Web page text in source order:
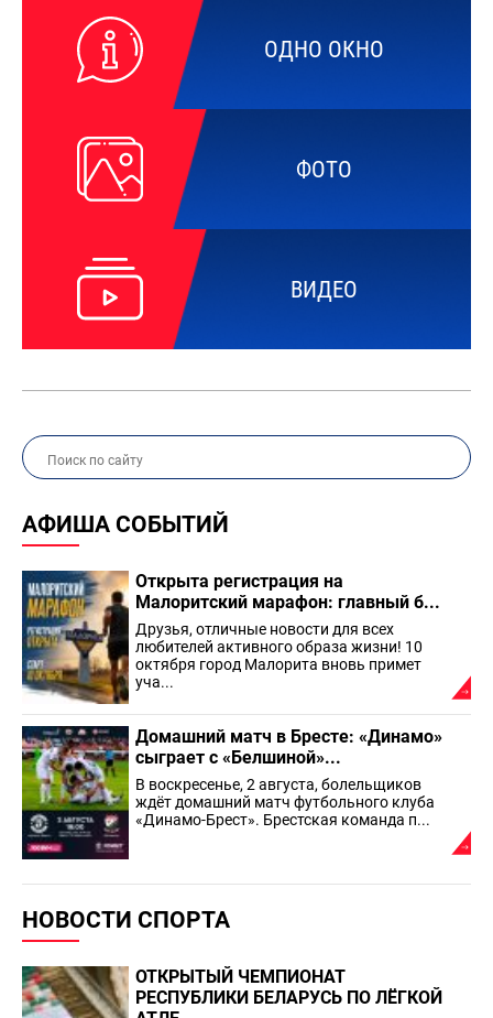
ОДНО ОКНО
ФОТО
ВИДЕО
АФИША СОБЫТИЙ
Открыта регистрация на
Малоритский марафон: главный б...
Друзья, отличные новости для всех
любителей активного образа жизни! 10
октября город Малорита вновь примет
уча...
Домашний матч в Бресте: «Динамо»
сыграет с «Белшиной»...
В воскресенье, 2 августа, болельщиков
ждёт домашний матч футбольного клуба
«Динамо-Брест». Брестская команда п...
НОВОСТИ СПОРТА
ОТКРЫТЫЙ ЧЕМПИОНАТ
РЕСПУБЛИКИ БЕЛАРУСЬ ПО ЛЁГКОЙ